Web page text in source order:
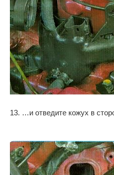
13. …и отведите кожух в